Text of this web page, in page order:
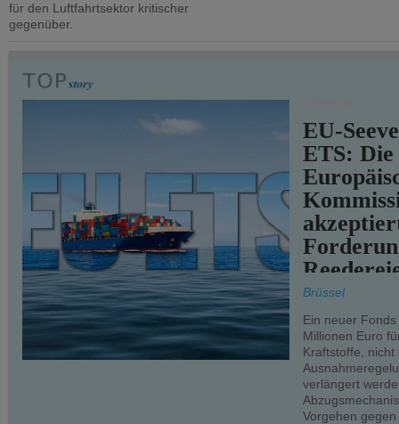
für den Luftfahrtsektor kritischer
gegenüber.
EU-
ETS: Die
teilweise.
Brüssel
Ein neuer
Millionen Euro
Kraftstoffe, nicht
verlängert
Vorgehen